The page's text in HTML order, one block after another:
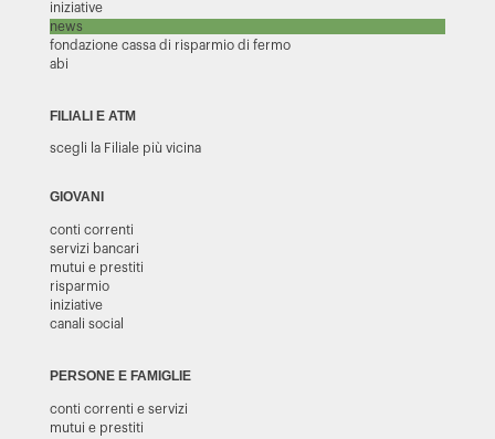
iniziative
news
fondazione cassa di risparmio di fermo
abi
FILIALI E ATM
scegli la Filiale più vicina
GIOVANI
conti correnti
servizi bancari
mutui e prestiti
risparmio
iniziative
canali social
PERSONE E FAMIGLIE
conti correnti e servizi
mutui e prestiti